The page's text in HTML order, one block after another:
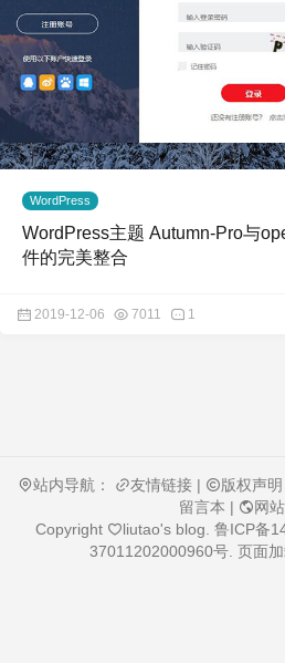
WordPress
WordPress主题 Autumn-Pro与
件的完美整合
2019-12-06 7011 1
站内导航： 友情链接 | 版权声明
留言本 |
网
Copyright
liutao's blog 鲁ICP备
37011202000960号 . 页面